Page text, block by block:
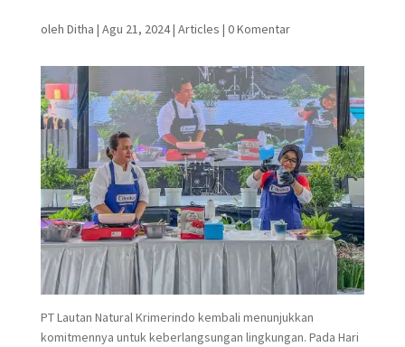
oleh Ditha | Agu 21, 2024| Articles | 0 Komentar
PT Lautan Natural Krimerindo kembali menunjukkan
komitmennya untuk keberlangsungan lingkungan. Pada Hari